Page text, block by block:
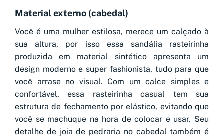
Material externo (cabedal)
Você é uma mulher estilosa, merece um calçado à
sua altura, por isso essa sandália rasteirinha
produzida em material sintético apresenta um
design moderno e super fashionista, tudo para que
você arrase no visual. Com um calce simples e
confortável, essa rasteirinha casual tem sua
estrutura de fechamento por elástico, evitando que
você se machuque na hora de colocar e usar. Seu
detalhe de joia de pedraria no cabedal também é